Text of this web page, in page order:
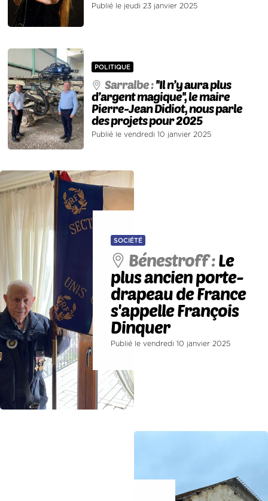
Publié le jeudi 23 janvier 2025
POLITIQUE
Sarralbe :''Il n’y aura plus
d’argent magique'', le maire
Pierre-Jean Didiot, nous parle
des projets pour 2025
Publié le vendredi 10 janvier 2025
SOCIÉTÉ
Bénestroff :Le
plus ancien porte-
drapeau de France
s'appelle François
Dinquer
Publié le vendredi 10 janvier 2025